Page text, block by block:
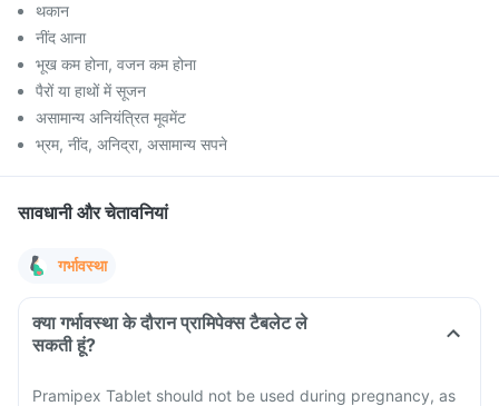
थकान
नींद आना
भूख कम होना, वजन कम होना
पैरों या हाथों में सूजन
असामान्य अनियंत्रित मूवमेंट
भ्रम, नींद, अनिद्रा, असामान्य सपने
सावधानी और चेतावनियां
गर्भावस्था
क्या गर्भावस्था के दौरान प्रामिपेक्स टैबलेट ले
सकती हूं?
Pramipex Tablet should not be used during pregnancy, as